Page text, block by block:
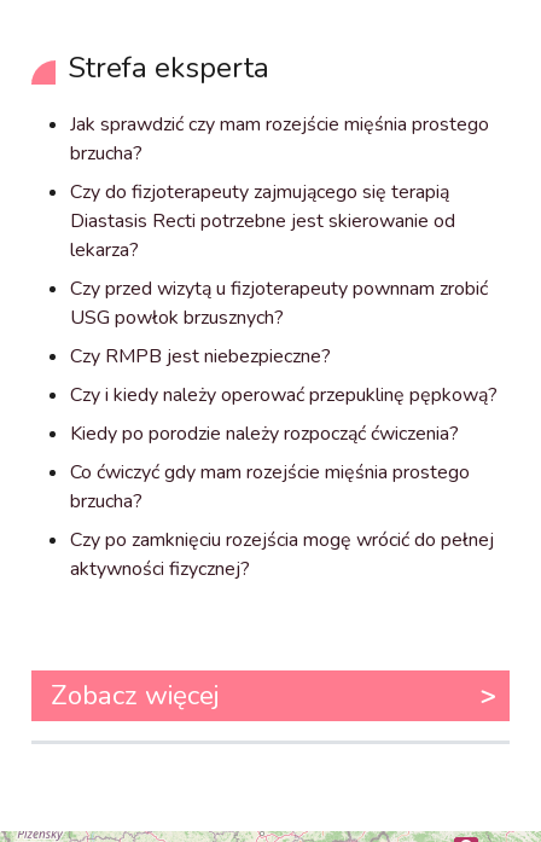
Strefa eksperta
Jak sprawdzić czy mam rozejście mięśnia prostego
brzucha?
Czy do fizjoterapeuty zajmującego się terapią
Diastasis Recti potrzebne jest skierowanie od
lekarza?
Czy przed wizytą u fizjoterapeuty pownnam zrobić
USG powłok brzusznych?
Czy RMPB jest niebezpieczne?
Czy i kiedy należy operować przepuklinę pępkową?
Kiedy po porodzie należy rozpocząć ćwiczenia?
Co ćwiczyć gdy mam rozejście mięśnia prostego
brzucha?
Czy po zamknięciu rozejścia mogę wrócić do pełnej
aktywności fizycznej?
Zobacz więcej